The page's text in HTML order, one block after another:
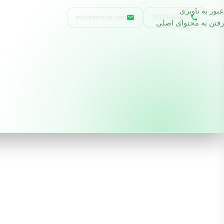
عبور به ناوبری
رفتن به محتوای اصلی
09121063029
info@irmicro.com